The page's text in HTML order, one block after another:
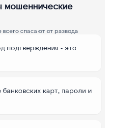
мошеннические
спасают от развода
подтверждения - это
карт, пароли и